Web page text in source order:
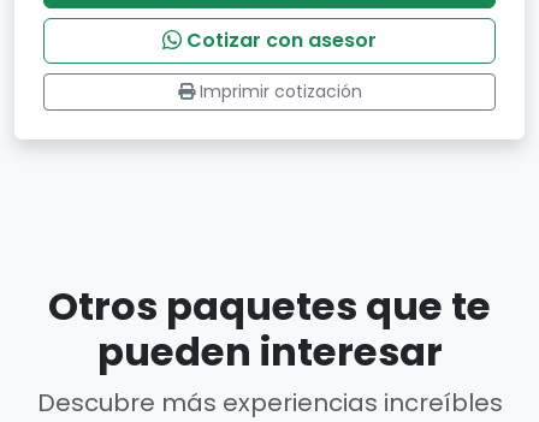
Cotizar con asesor
Imprimir cotización
Otros paquetes que te
pueden interesar
Descubre más experiencias increíbles